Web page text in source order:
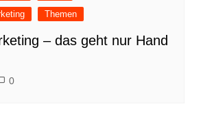
Themen
– das geht nur Hand
0